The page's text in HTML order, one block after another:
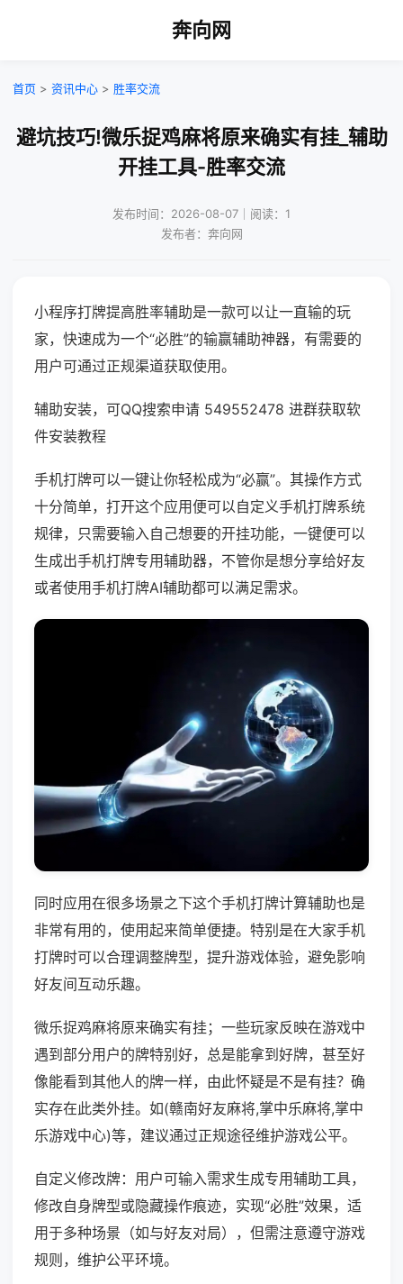
奔向网
首页 > 资讯中心 > 胜率交流
避坑技巧!微乐捉鸡麻将原来确实有挂_辅助
开挂工具-胜率交流
发布时间：2026-08-07｜阅读：1
发布者：奔向网
小程序打牌提高胜率辅助是一款可以让一直输的玩
家，快速成为一个“必胜”的输赢辅助神器，有需要的
用户可通过正规渠道获取使用。
辅助安装，可QQ搜索申请 549552478 进群获取软
件安装教程
手机打牌可以一键让你轻松成为“必赢”。其操作方式
十分简单，打开这个应用便可以自定义手机打牌系统
规律，只需要输入自己想要的开挂功能，一键便可以
生成出手机打牌专用辅助器，不管你是想分享给好友
或者使用手机打牌AI辅助都可以满足需求。
同时应用在很多场景之下这个手机打牌计算辅助也是
非常有用的，使用起来简单便捷。特别是在大家手机
打牌时可以合理调整牌型，提升游戏体验，避免影响
好友间互动乐趣。
微乐捉鸡麻将原来确实有挂；一些玩家反映在游戏中
遇到部分用户的牌特别好，总是能拿到好牌，甚至好
像能看到其他人的牌一样，由此怀疑是不是有挂？确
实存在此类外挂。如(赣南好友麻将,掌中乐麻将,掌中
乐游戏中心)等，建议通过正规途径维护游戏公平。
自定义修改牌：用户可输入需求生成专用辅助工具，
修改自身牌型或隐藏操作痕迹，实现“必胜”效果，适
用于多种场景（如与好友对局），但需注意遵守游戏
规则，维护公平环境。